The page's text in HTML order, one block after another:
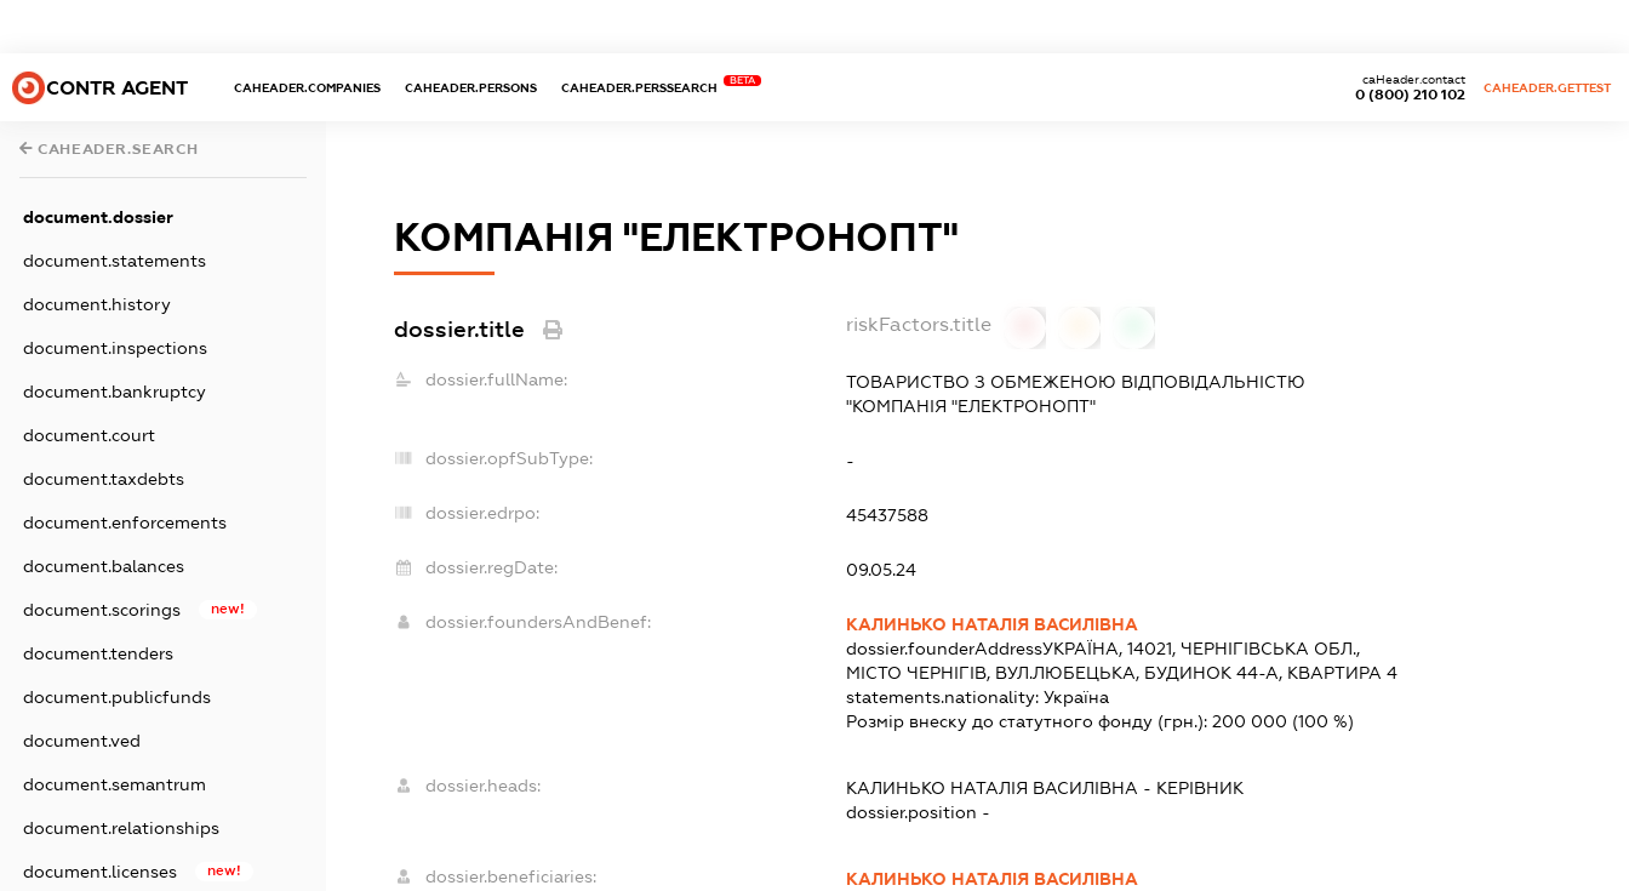
CONTR AGENT CAHEADER.COMPANIES CAHEADER.PERSONS CAHEADER.PERSSEARCH
BETA
0 (800) 210 102
caHeader.contact
CAHEADER.GETTEST
CAHEADER.SEARCH
document.dossier
document.statements
document.history
document.inspections
document.bankruptcy
document.court
document.taxdebts
document.enforcements
document.balances
document.scorings new!
document.tenders
document.publicfunds
document.ved
document.semantrum
document.relationships
document.licenses new!
КОМПАНІЯ "ЕЛЕКТРОНОПТ"
dossier.title riskFactors.title
dossier.fullName:
ТОВАРИСТВО З ОБМЕЖЕНОЮ ВІДПОВІДАЛЬНІСТЮ
"КОМПАНІЯ "ЕЛЕКТРОНОПТ"
dossier.opfSubType: -
dossier.edrpo: 45437588
dossier.regDate: 09.05.24
dossier.foundersAndBenef:
КАЛИНЬКО НАТАЛІЯ ВАСИЛІВНА
dossier.founderAddressУКРАЇНА, 14021, ЧЕРНІГІВСЬКА ОБЛ.,
МІСТО ЧЕРНІГІВ, ВУЛ.ЛЮБЕЦЬКА, БУДИНОК 44-А, КВАРТИРА 4
statements.nationality: Україна
Розмір внеску до статутного фонду (грн.): 200 000 (100 %)
dossier.heads: КАЛИНЬКО НАТАЛІЯ ВАСИЛІВНА - КЕРІВНИК
dossier.position -
dossier.beneficiaries:
КАЛИНЬКО НАТАЛІЯ ВАСИЛІВНА